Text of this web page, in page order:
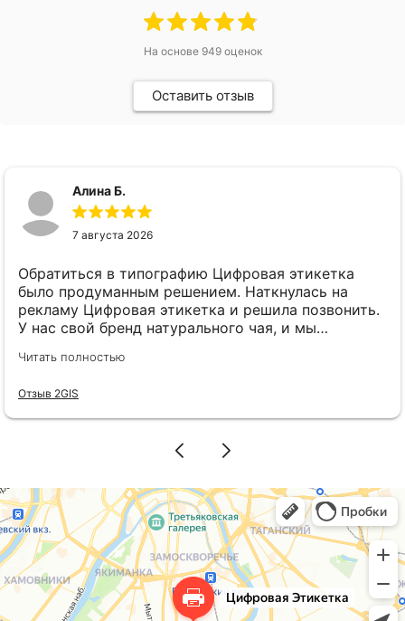
На основе 949оценок
Оставить отзыв
Алина Б.
7 августа 2026
Обратиться в типографию Цифровая этикетка
было продуманным решением. Наткнулась на
рекламу Цифровая этикетка и решила позвонить.
У нас свой бренд натурального чая, и мы
Боялись, что печатать 5 разных этикеток (хоть
ощутимую сумму. Сразу при первом же звонке
менеджер Елена всё подробно и понятно
одинаковый, можно использовать хоть 5, хоть 10
прямо спасло. Стоимость вышла вполне
приемлемая. В итоге выкатили всю линейку
новинок сразу, ничего не откладывая. Этикетки
получились очень красивыми и качественными,
наши клиенты уже делают комплименты. Спасибо
за работу!
Читать полностью
Отзыв 2GIS